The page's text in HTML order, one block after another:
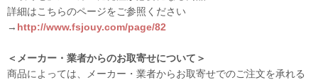
詳細はこちらのページをご参照ください
→ http://www.fsjouy.com/page/82
＜メーカー・業者からのお取寄せについて＞
商品によっては、メーカー・業者からお取寄せでのご注文を承れる